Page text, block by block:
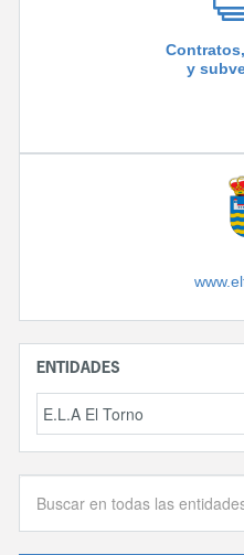
y
ENTIDADES